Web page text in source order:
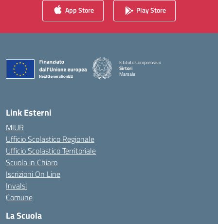
App Store Play Store
Istituto Comprensivo
Sirtori
Marsala
Link Esterni
MIUR
Ufficio Scolastico Regionale
Ufficio Scolastico Territoriale
Scuola in Chiaro
Iscrizioni On Line
Invalsi
Comune
La Scuola